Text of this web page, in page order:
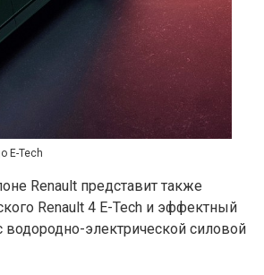
E-Tech
Renault представит также
Renault 4 E-Tech и эффектный
электрической силовой